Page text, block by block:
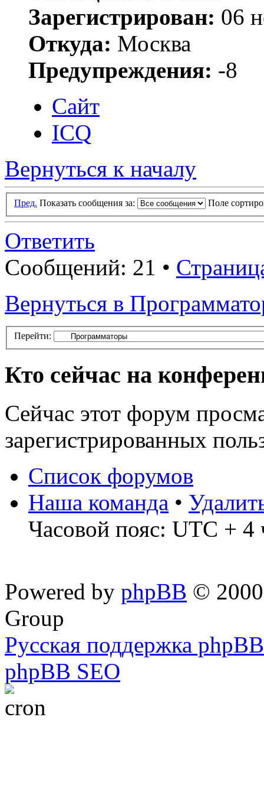
Зарегистрирован: 06
Откуда: Москва
Предупреждения: -8
Сайт
ICQ
Вернуться к началу
Пред. Показать сообщения за: Поле
Ответить
Сообщений: 21 •
Вернуться в
Перейти:
Кто сейчас на
Сейчас этот форум
зарегистрированных
Список форумов
Наша команда •
Часовой пояс: UTC + 4
Powered by phpBB ©
Group
Русская поддержка phpBB
phpBB SEO